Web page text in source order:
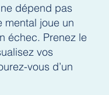
dépend pas
mental joue un
échec. Prenez le
vos
vous d’un